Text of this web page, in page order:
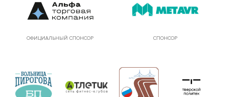
ОФИЦИАЛЬНЫЙ СПОНСОР СПОНСОР